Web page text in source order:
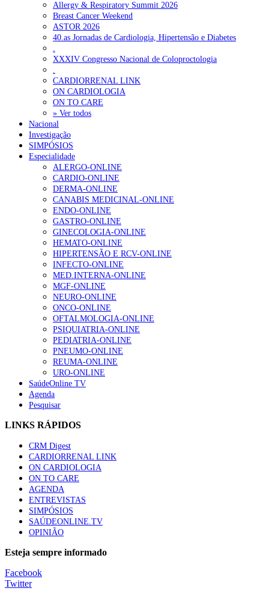
Allergy & Respiratory Summit 2026
Breast Cancer Weekend
ASTOR 2026
40.as Jornadas de Cardiologia, Hipertensão e Diabetes
.
XXXIV Congresso Nacional de Coloproctologia
.
CARDIORRENAL LINK
ON CARDIOLOGIA
ON TO CARE
» Ver todos
Nacional
Investigação
SIMPÓSIOS
Especialidade
ALERGO-ONLINE
CARDIO-ONLINE
DERMA-ONLINE
CANABIS MEDICINAL-ONLINE
ENDO-ONLINE
GASTRO-ONLINE
GINECOLOGIA-ONLINE
HEMATO-ONLINE
HIPERTENSÃO E RCV-ONLINE
INFECTO-ONLINE
MED.INTERNA-ONLINE
MGF-ONLINE
NEURO-ONLINE
ONCO-ONLINE
OFTALMOLOGIA-ONLINE
PSIQUIATRIA-ONLINE
PEDIATRIA-ONLINE
PNEUMO-ONLINE
REUMA-ONLINE
URO-ONLINE
SaúdeOnline TV
Agenda
Pesquisar
LINKS RÁPIDOS
CRM Digest
CARDIORRENAL LINK
ON CARDIOLOGIA
ON TO CARE
AGENDA
ENTREVISTAS
SIMPÓSIOS
SAÚDEONLINE.TV
OPINIÃO
Esteja sempre informado
Facebook
Twitter